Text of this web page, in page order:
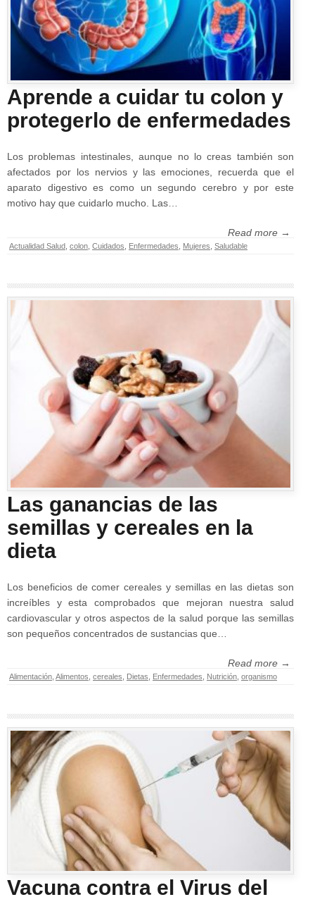
Aprende a cuidar tu colon y
protegerlo de enfermedades
Los problemas intestinales, aunque no lo creas también son
afectados por los nervios y las emociones, recuerda que el
aparato digestivo es como un segundo cerebro y por este
motivo hay que cuidarlo mucho. Las…
Read more →
Actualidad Salud colon Cuidados Enfermedades Mujeres Saludable
Las ganancias de las
semillas y cereales en la
dieta
Los beneficios de comer cereales y semillas en las dietas son
increíbles y esta comprobados que mejoran nuestra salud
cardiovascular y otros aspectos de la salud porque las semillas
son pequeños concentrados de sustancias que…
Read more →
Alimentación Alimentos cereales Dietas Enfermedades Nutrición organismo
Vacuna contra el Virus del